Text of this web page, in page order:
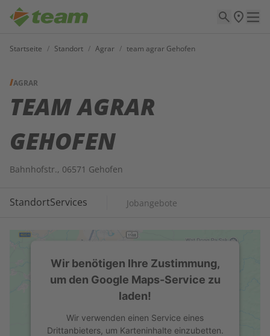
Startseite / Standort / Agrar / team agrar Gehofen
AGRAR
TEAM AGRAR
GEHOFEN
Bahnhofstr., 06571 Gehofen
StandortServices Jobangebote
Wir benötigen Ihre Zustimmung,
um den Google Maps-Service zu
laden!
Wir verwenden einen Service eines
Drittanbieters, um Karteninhalte einzubetten.